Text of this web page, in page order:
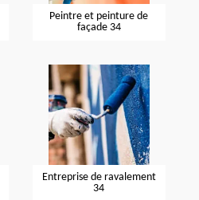
Peintre et peinture de
façade 34
Entreprise de ravalement
34